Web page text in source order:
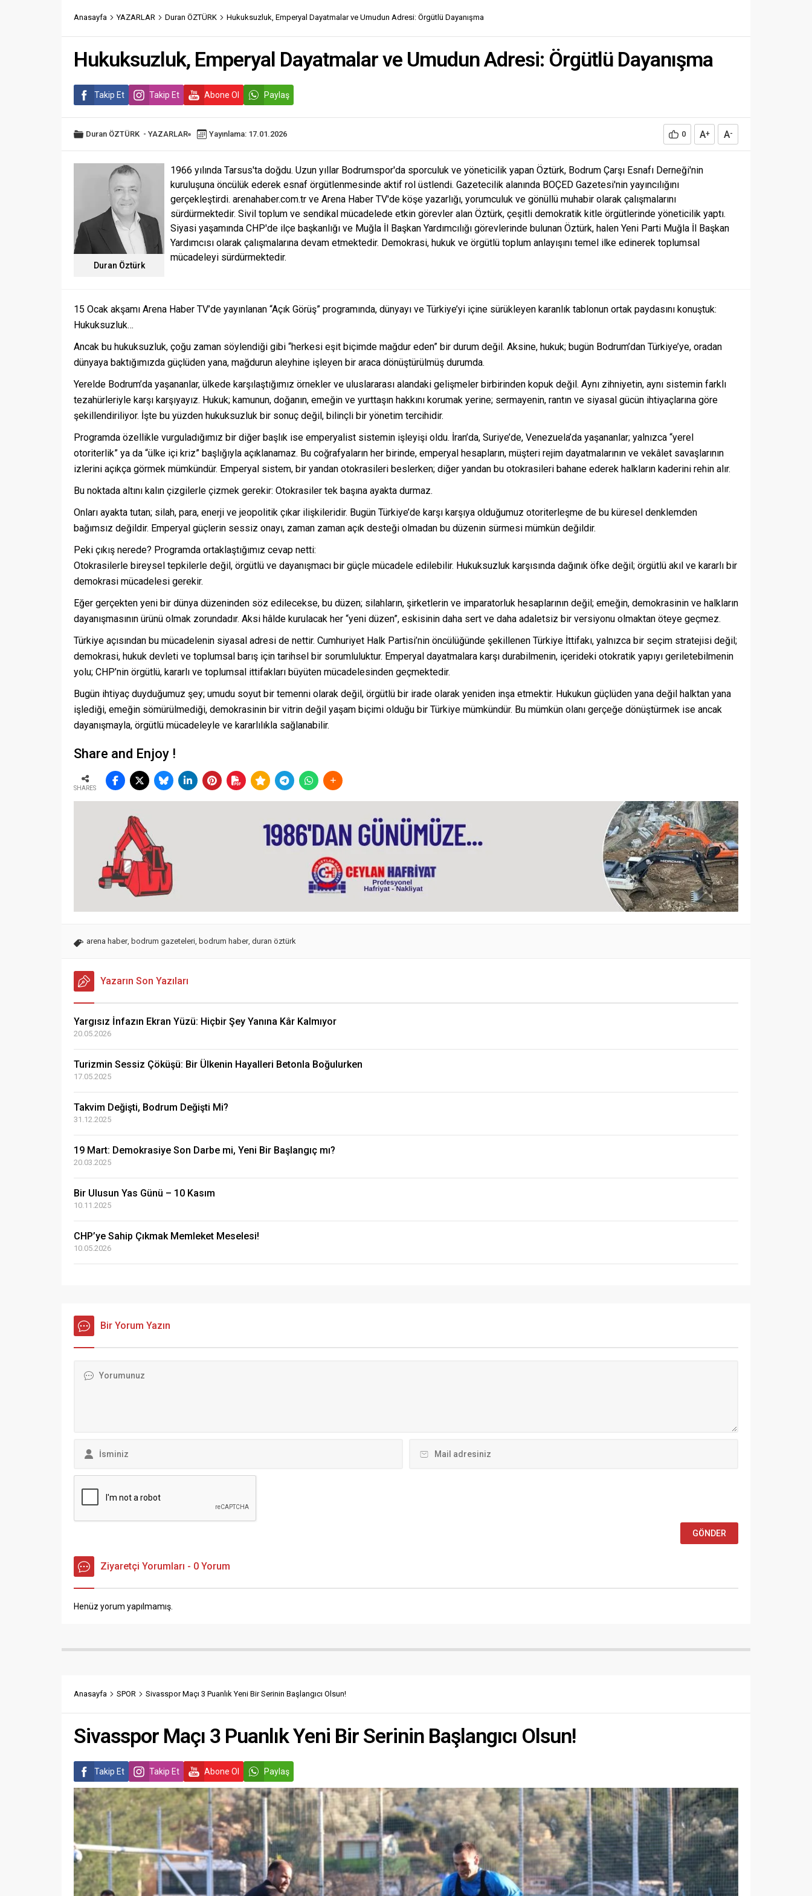
Anasayfa YAZARLAR Duran ÖZTÜRK Hukuksuzluk, Emperyal Dayatmalar ve Umudun Adresi: Örgütlü Dayanışma
Hukuksuzluk, Emperyal Dayatmalar ve Umudun Adresi: Örgütlü Dayanışma
Takip Et Takip Et Abone Ol Paylaş
Duran ÖZTÜRK - YAZARLAR Yayınlama: 17.01.2026 0 A+ A-
Duran Öztürk
1966 yılında Tarsus'ta doğdu. Uzun yıllar Bodrumspor'da sporculuk ve yöneticilik yapan Öztürk, Bodrum Çarşı Esnafı Derneği'nin
kuruluşuna öncülük ederek esnaf örgütlenmesinde aktif rol üstlendi. Gazetecilik alanında BOÇED Gazetesi'nin yayıncılığını
gerçekleştirdi. arenahaber.com.tr ve Arena Haber TV'de köşe yazarlığı, yorumculuk ve gönüllü muhabir olarak çalışmalarını
sürdürmektedir. Sivil toplum ve sendikal mücadelede etkin görevler alan Öztürk, çeşitli demokratik kitle örgütlerinde yöneticilik yaptı.
Siyasi yaşamında CHP'de ilçe başkanlığı ve Muğla İl Başkan Yardımcılığı görevlerinde bulunan Öztürk, halen Yeni Parti Muğla İl Başkan
Yardımcısı olarak çalışmalarına devam etmektedir. Demokrasi, hukuk ve örgütlü toplum anlayışını temel ilke edinerek toplumsal
mücadeleyi sürdürmektedir.
15 Ocak akşamı Arena Haber TV’de yayınlanan “Açık Görüş” programında, dünyayı ve Türkiye’yi içine sürükleyen karanlık tablonun ortak paydasını konuştuk:
Hukuksuzluk…
Ancak bu hukuksuzluk, çoğu zaman söylendiği gibi “herkesi eşit biçimde mağdur eden” bir durum değil. Aksine, hukuk; bugün Bodrum’dan Türkiye’ye, oradan
dünyaya baktığımızda güçlüden yana, mağdurun aleyhine işleyen bir araca dönüştürülmüş durumda.
Yerelde Bodrum’da yaşananlar, ülkede karşılaştığımız örnekler ve uluslararası alandaki gelişmeler birbirinden kopuk değil. Aynı zihniyetin, aynı sistemin farklı
tezahürleriyle karşı karşıyayız. Hukuk; kamunun, doğanın, emeğin ve yurttaşın hakkını korumak yerine; sermayenin, rantın ve siyasal gücün ihtiyaçlarına göre
şekillendiriliyor. İşte bu yüzden hukuksuzluk bir sonuç değil, bilinçli bir yönetim tercihidir.
Programda özellikle vurguladığımız bir diğer başlık ise emperyalist sistemin işleyişi oldu. İran’da, Suriye’de, Venezuela’da yaşananlar; yalnızca “yerel
otoriterlik” ya da “ülke içi kriz” başlığıyla açıklanamaz. Bu coğrafyaların her birinde, emperyal hesapların, müşteri rejim dayatmalarının ve vekâlet savaşlarının
izlerini açıkça görmek mümkündür. Emperyal sistem, bir yandan otokrasileri beslerken; diğer yandan bu otokrasileri bahane ederek halkların kaderini rehin alır.
Bu noktada altını kalın çizgilerle çizmek gerekir: Otokrasiler tek başına ayakta durmaz.
Onları ayakta tutan; silah, para, enerji ve jeopolitik çıkar ilişkileridir. Bugün Türkiye’de karşı karşıya olduğumuz otoriterleşme de bu küresel denklemden
bağımsız değildir. Emperyal güçlerin sessiz onayı, zaman zaman açık desteği olmadan bu düzenin sürmesi mümkün değildir.
Peki çıkış nerede? Programda ortaklaştığımız cevap netti:
Otokrasilerle bireysel tepkilerle değil, örgütlü ve dayanışmacı bir güçle mücadele edilebilir. Hukuksuzluk karşısında dağınık öfke değil; örgütlü akıl ve kararlı bir
demokrasi mücadelesi gerekir.
Eğer gerçekten yeni bir dünya düzeninden söz edilecekse, bu düzen; silahların, şirketlerin ve imparatorluk hesaplarının değil; emeğin, demokrasinin ve halkların
dayanışmasının ürünü olmak zorundadır. Aksi hâlde kurulacak her “yeni düzen”, eskisinin daha sert ve daha adaletsiz bir versiyonu olmaktan öteye geçmez.
Türkiye açısından bu mücadelenin siyasal adresi de nettir. Cumhuriyet Halk Partisi’nin öncülüğünde şekillenen Türkiye İttifakı, yalnızca bir seçim stratejisi değil;
demokrasi, hukuk devleti ve toplumsal barış için tarihsel bir sorumluluktur. Emperyal dayatmalara karşı durabilmenin, içerideki otokratik yapıyı geriletebilmenin
yolu; CHP’nin örgütlü, kararlı ve toplumsal ittifakları büyüten mücadelesinden geçmektedir.
Bugün ihtiyaç duyduğumuz şey; umudu soyut bir temenni olarak değil, örgütlü bir irade olarak yeniden inşa etmektir. Hukukun güçlüden yana değil halktan yana
işlediği, emeğin sömürülmediği, demokrasinin bir vitrin değil yaşam biçimi olduğu bir Türkiye mümkündür. Bu mümkün olanı gerçeğe dönüştürmek ise ancak
dayanışmayla, örgütlü mücadeleyle ve kararlılıkla sağlanabilir.
Share and Enjoy !
SHARES
arena haber, bodrum gazeteleri bodrum haber, duran öztürk
Yazarın Son Yazıları
Yargısız İnfazın Ekran Yüzü: Hiçbir Şey Yanına Kâr Kalmıyor
20.05.2026
Turizmin Sessiz Çöküşü: Bir Ülkenin Hayalleri Betonla Boğulurken
17.05.2025
Takvim Değişti, Bodrum Değişti Mi?
31.12.2025
19 Mart: Demokrasiye Son Darbe mi, Yeni Bir Başlangıç mı?
20.03.2025
Bir Ulusun Yas Günü – 10 Kasım
10.11.2025
CHP’ye Sahip Çıkmak Memleket Meselesi!
10.05.2026
Bir Yorum Yazın
Ziyaretçi Yorumları - 0 Yorum
Henüz yorum yapılmamış.
Anasayfa SPOR Sivasspor Maçı 3 Puanlık Yeni Bir Serinin Başlangıcı Olsun!
Sivasspor Maçı 3 Puanlık Yeni Bir Serinin Başlangıcı Olsun!
Takip Et Takip Et Abone Ol Paylaş